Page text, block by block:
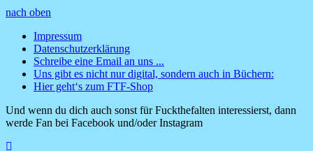
nach oben
Footer
Menü
Impressum
Datenschutzerklärung
Schreibe eine Email an uns ...
Uns gibt es nicht nur digital, sondern auch in Büchern:
Hier geht‘s zum FTF-Shop
Und wenn du dich auch sonst für Fuckthefalten interessierst, dann
werde Fan bei Facebook und/oder Instagram